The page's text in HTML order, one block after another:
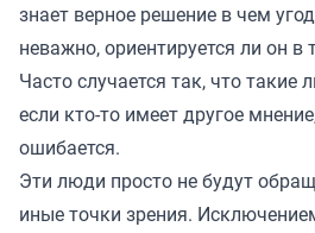
знает верное решение в чем
неважно, ориентируется ли он в
Часто случается так, что такие
если кто-то имеет другое
ошибается.
Эти люди просто не будут
иные точки зрения.